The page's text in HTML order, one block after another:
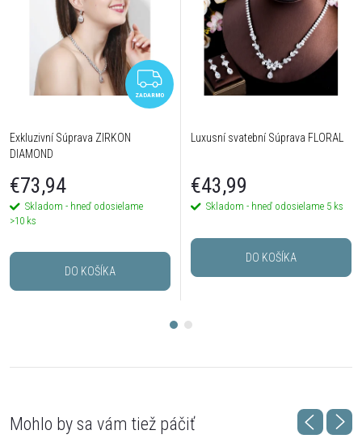
ZADARMO
ZADARMO
Exkluzivní Súprava ZIRKON
DIAMOND
€73,94
Skladom - hneď odosielame
>10 ks
DO KOŠÍKA
Luxusní svatební Súprava FLORAL
€43,99
Skladom - hneď odosielame 5 ks
DO KOŠÍKA